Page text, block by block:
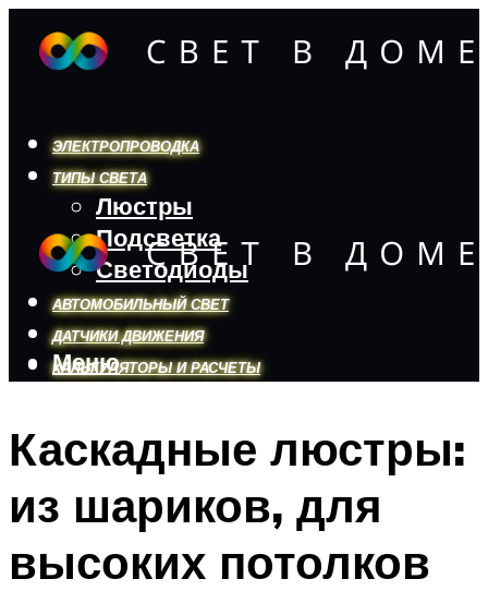
ЭЛЕКТРОПРОВОДКА
ТИПЫ СВЕТА
Люстры
Подсветка
Светодиоды
АВТОМОБИЛЬНЫЙ СВЕТ
ДАТЧИКИ ДВИЖЕНИЯ
КАЛЬКУЛЯТОРЫ И РАСЧЕТЫ
Меню
Меню
Каскадные люстры:
из шариков, для
высоких потолков